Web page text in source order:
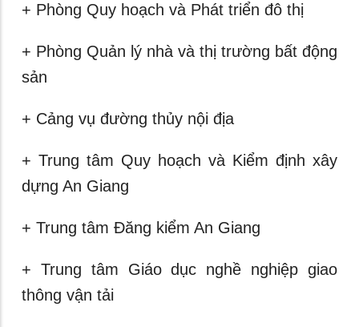
+ Phòng Quy hoạch và Phát triển đô thị
+ Phòng Quản lý nhà và thị trường bất động
sản
+ Cảng vụ đường thủy nội địa
+ Trung tâm Quy hoạch và Kiểm định xây
dựng An Giang
+ Trung tâm Đăng kiểm An Giang
+ Trung tâm Giáo dục nghề nghiệp giao
thông vận tải